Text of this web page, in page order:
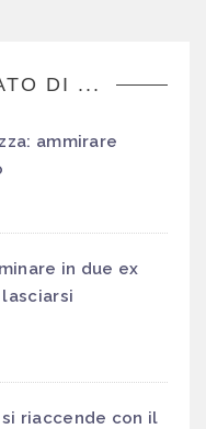
DI ...
ammirare
in due ex
riaccende con il